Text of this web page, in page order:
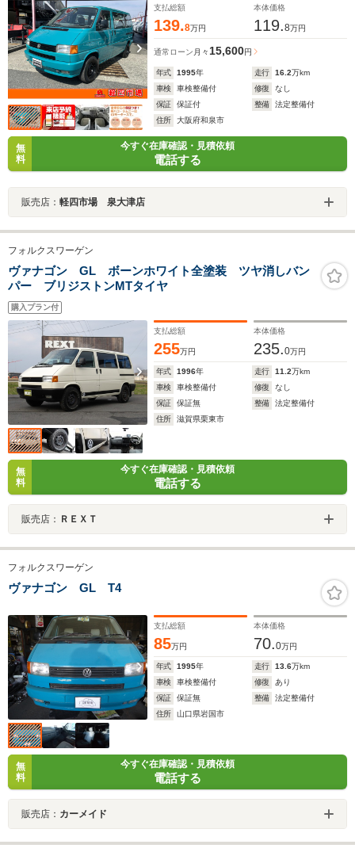
支払総額
139.8万円
本体価格
119.8万円
通常ローン 月々 15,600円
年式 1995年 走行 16.2万km
車検
車検整備付 修復
なし
保証
保証付 整備
法定整備付
住所
大阪府和泉市
無
料
今すぐ在庫確認・見積依頼
電話する
販売店： 軽四市場 泉大津店
フォルクスワーゲン
ヴァナゴン GL ボーンホワイト全塗装 ツヤ消しバン
パー ブリジストンMTタイヤ
購入プラン付
支払総額
255万円
本体価格
235.0万円
年式 1996年 走行 11.2万km
車検
車検整備付 修復
なし
保証
保証無 整備
法定整備付
住所
滋賀県栗東市
無
料
今すぐ在庫確認・見積依頼
電話する
販売店： ＲＥＸＴ
フォルクスワーゲン
ヴァナゴン GL T4
支払総額
85万円
本体価格
70.0万円
年式 1995年 走行 13.6万km
車検
車検整備付 修復
あり
保証
保証無 整備
法定整備付
住所
山口県岩国市
無
料
今すぐ在庫確認・見積依頼
電話する
販売店： カーメイド